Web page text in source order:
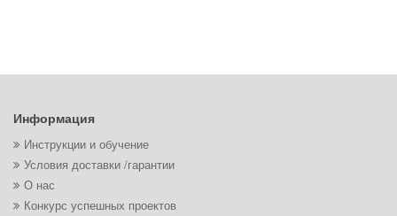
Информация
Инструкции и обучение
Условия доставки /гарантии
О нас
Конкурс успешных проектов